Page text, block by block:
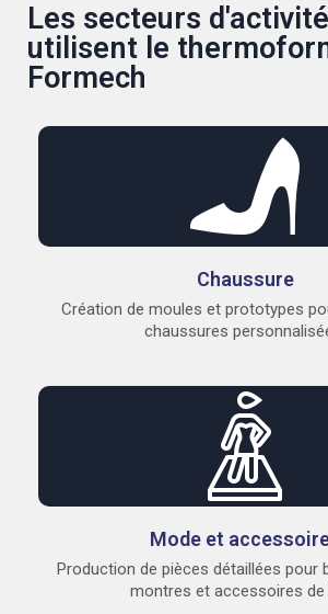
Les secteurs
utilisent le
Formech
Chaussure
Création de moules et prototypes
chaussures
Mode et
Production de pièces détaillées pour
montres et accessoires de